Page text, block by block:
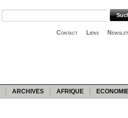
Liens
Contact
ARCHIVES AFRIQUE